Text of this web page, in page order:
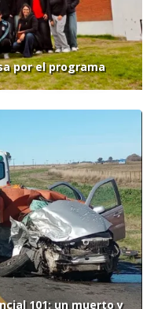
por el programa
101: un muerto y